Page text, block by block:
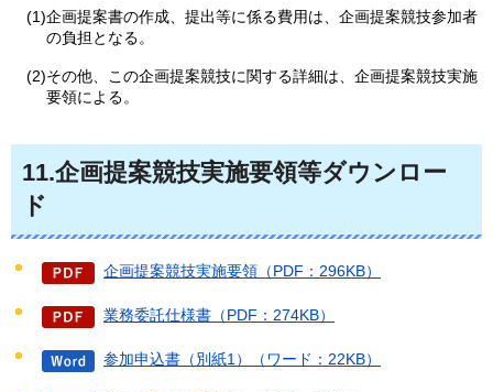
(1)企画提案書の作成、提出等に係る費用は、企画提案競技参加者
の負担となる。
(2)その他、この企画提案競技に関する詳細は、企画提案競技実施
要領による。
11.企画提案競技実施要領等ダウンロー
ド
企画提案競技実施要領（PDF：296KB）
業務委託仕様書（PDF：274KB）
参加申込書（別紙1）（ワード：22KB）